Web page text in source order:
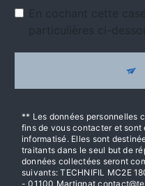
** Les données personnelles
fins de vous contacter et
informatisé. Elles sont
traitants dans le seul but de
données collectées seront
suivants: TECHNIFIL MC2E
- 01100 Martignat